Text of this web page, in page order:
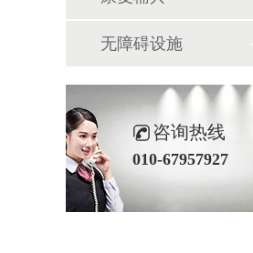
无障碍设施
咨询热线
010-67957927